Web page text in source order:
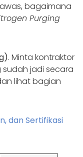
bagaimana
Purging
. Minta kontraktor
jadi secara
lihat bagian
dan Sertifikasi